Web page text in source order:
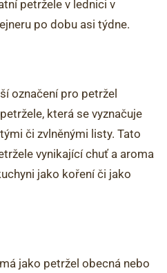
petržele v lednici v
po dobu asi týdne.
označení pro petržel
která se vyznačuje
či zvlněnými listy. Tato
vynikající chuť a aroma
jako koření či jako
jako petržel obecná nebo